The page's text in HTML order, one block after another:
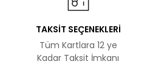
TAKSİT SEÇENEKLERİ
Tüm Kartlara 12 ye
Kadar Taksit İmkanı